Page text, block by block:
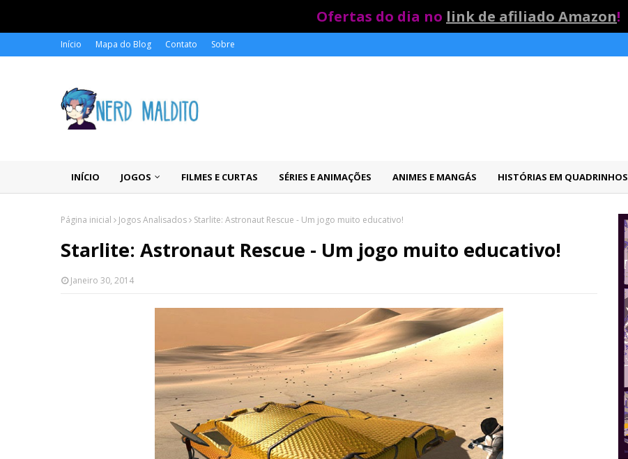
Ofertas do dia no link de afiliado Amazon!
Início Mapa do Blog Contato Sobre
INÍCIO JOGOS FILMES E CURTAS SÉRIES E ANIMAÇÕES ANIMES E MANGÁS HISTÓRIAS EM QUADRINHOS
Página inicial Jogos Analisados Starlite: Astronaut Rescue - Um jogo muito educativo!
Starlite: Astronaut Rescue - Um jogo muito educativo!
Janeiro 30, 2014